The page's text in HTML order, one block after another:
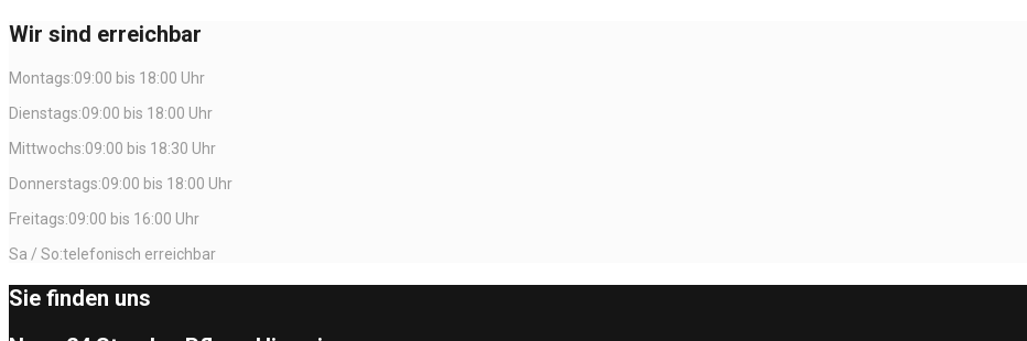
Wir sind erreichbar
Montags:09:00 bis 18:00 Uhr
Dienstags:09:00 bis 18:00 Uhr
Mittwochs:09:00 bis 18:30 Uhr
Donnerstags:09:00 bis 18:00 Uhr
Freitags:09:00 bis 16:00 Uhr
Sa / So:telefonisch erreichbar
Sie finden uns